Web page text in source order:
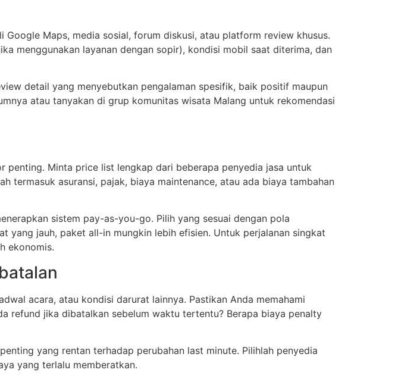
Maps, media sosial, forum diskusi, atau platform review khusus.
menggunakan layanan dengan sopir), kondisi mobil saat diterima, dan
detail yang menyebutkan pengalaman spesifik, baik positif maupun
atau tanyakan di grup komunitas wisata Malang untuk rekomendasi
Minta price list lengkap dari beberapa penyedia jasa untuk
termasuk asuransi, pajak, biaya maintenance, atau ada biaya tambahan
sistem pay-as-you-go. Pilih yang sesuai dengan pola
yang jauh, paket all-in mungkin lebih efisien. Untuk perjalanan singkat
ekonomis.
acara, atau kondisi darurat lainnya. Pastikan Anda memahami
refund jika dibatalkan sebelum waktu tertentu? Berapa biaya penalty
yang rentan terhadap perubahan last minute. Pilihlah penyedia
yang terlalu memberatkan.